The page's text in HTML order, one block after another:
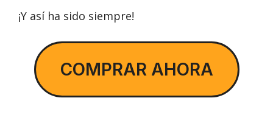
¡Y así ha sido siempre!
COMPRAR AHORA